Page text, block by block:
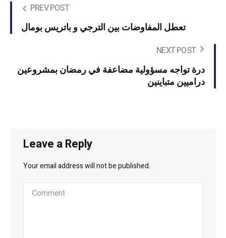
PREV POST
تعطل المفاوضات بين الترجي و باتريس بومال
NEXT POST
درة تواجه مسؤولية مضاعفة في رمضان بمشروعين
دراميين متباينين
Leave a Reply
Your email address will not be published.